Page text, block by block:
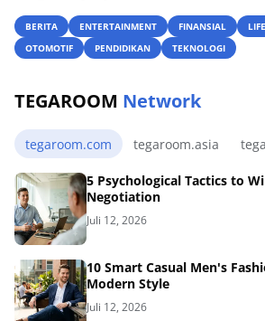
BERITA ENTERTAINMENT FINANSIAL
OTOMOTIF
PENDIDIKAN TEKNOLOGI
TEGAROOM Network
tegaroom.com tegaroom.asia
5 Psychological Tactics to
Negotiation
Juli 12, 2026
10 Smart Casual Men's
Modern Style
Juli 12, 2026